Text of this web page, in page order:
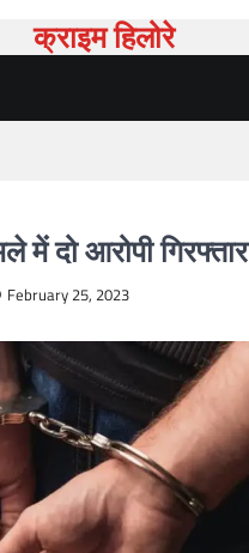
क्राइम हिलोरे
में दो आरोपी गिरफ्तार
February 25, 2023